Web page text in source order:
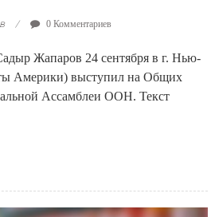
0 Комментариев
Жапаров 24 сентября в г. Нью-
Америки) выступил на Общих
Ассамблеи ООН. Текст